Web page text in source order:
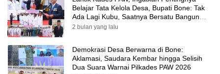
Belajar Tata Kelola Desa, Bupati Bone: Tak
Ada Lagi Kubu, Saatnya Bersatu Bangun
Desa
2 bulan yang lalu
Demokrasi Desa Berwarna di Bone:
Aklamasi, Saudara Kembar hingga Selisih
Dua Suara Warnai Pilkades PAW 2026